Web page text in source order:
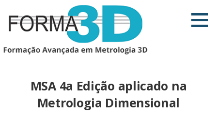
direto
para
o
MSA 4a Edição aplicado na
Metrologia Dimensional